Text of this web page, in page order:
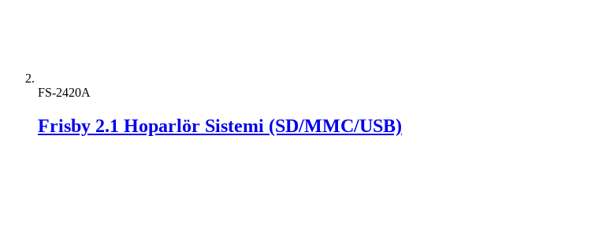
FS-2420A
Frisby 2.1 Hoparlör Sistemi (SD/MMC/USB)